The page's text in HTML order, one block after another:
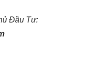
Đầu Tư: